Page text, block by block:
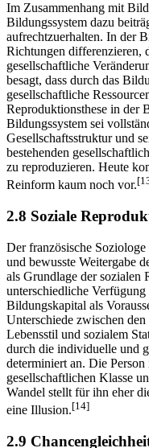
Im Zusammenhang mit
Bildungssystem dazu
aufrechtzuerhalten. In der
Richtungen
gesellschaftliche
besagt, dass durch das
gesellschaftliche
Reproduktionsthese in der
Bildungssystem sei
Gesellschaftsstruktur und
bestehenden
zu reproduzieren. Heute
Reinform kaum noch vor.
2.8 Soziale
Der französische
und bewusste Weitergabe
als Grundlage der sozialen
unterschiedliche
Bildungskapital als
Unterschiede zwischen
Lebensstil und sozialem
durch die individuelle und
determiniert an. Die
gesellschaftlichen Klasse
Wandel stellt für ihn eher
eine Illusion.[14]
2.9